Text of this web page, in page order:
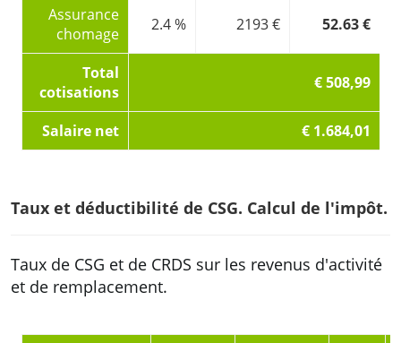
Assurance
chomage
2.4 % 2193 € 52.63 €
Total
cotisations
€ 508,99
Salaire net € 1.684,01
Taux et déductibilité de CSG. Calcul de l'impôt.
Taux de CSG et de CRDS sur les revenus d'activité
et de remplacement.